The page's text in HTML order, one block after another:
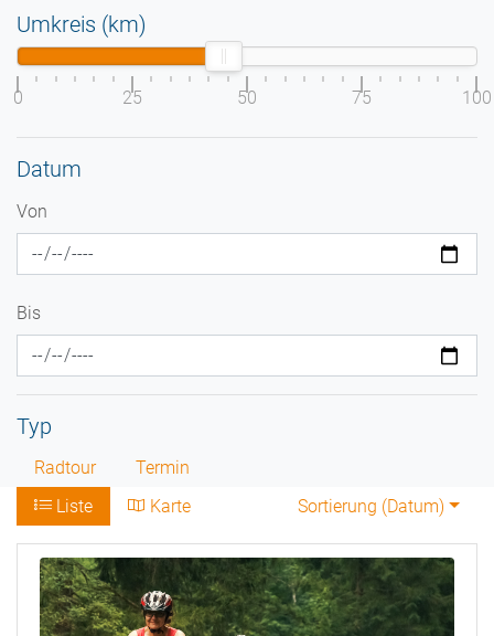
Umkreis (km)
0 25 50 75 100
Datum
Von
Bis
Typ
Radtour
Termin
Liste
Karte Sortierung (Datum)